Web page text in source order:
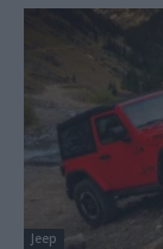
Jeep